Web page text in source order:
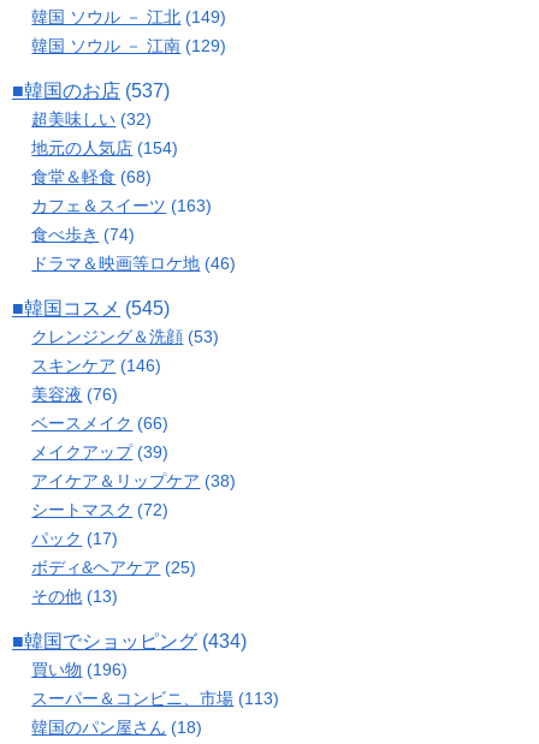
韓国 ソウル － 江北 (149)
韓国 ソウル － 江南 (129)
■韓国のお店 (537)
超美味しい (32)
地元の人気店 (154)
食堂＆軽食 (68)
カフェ＆スイーツ (163)
食べ歩き (74)
ドラマ＆映画等ロケ地 (46)
■韓国コスメ (545)
クレンジング＆洗顔 (53)
スキンケア (146)
美容液 (76)
ベースメイク (66)
メイクアップ(39)
アイケア＆リップケア (38)
シートマスク (72)
パック (17)
ボディ&ヘアケア (25)
その他 (13)
■韓国でショッピング (434)
買い物 (196)
スーパー＆コンビニ、市場 (113)
韓国のパン屋さん (18)